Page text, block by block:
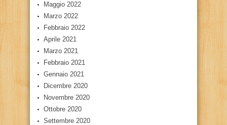
Maggio 2022
Marzo 2022
Febbraio 2022
Aprile 2021
Marzo 2021
Febbraio 2021
Gennaio 2021
Dicembre 2020
Novembre 2020
Ottobre 2020
Settembre 2020